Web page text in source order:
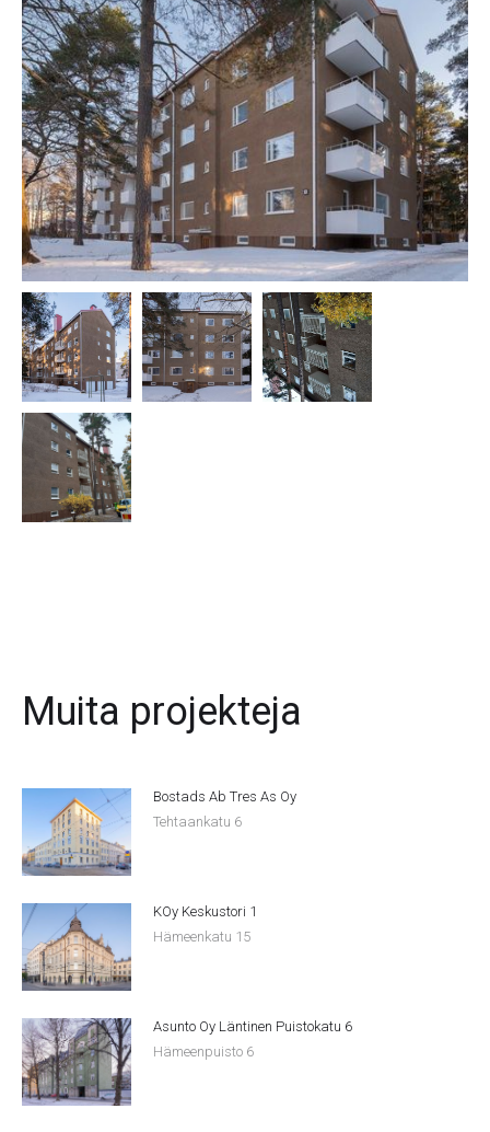
Muita projekteja
Bostads Ab Tres As Oy
Tehtaankatu 6
KOy Keskustori 1
Hämeenkatu 15
Asunto Oy Läntinen Puistokatu 6
Hämeenpuisto 6